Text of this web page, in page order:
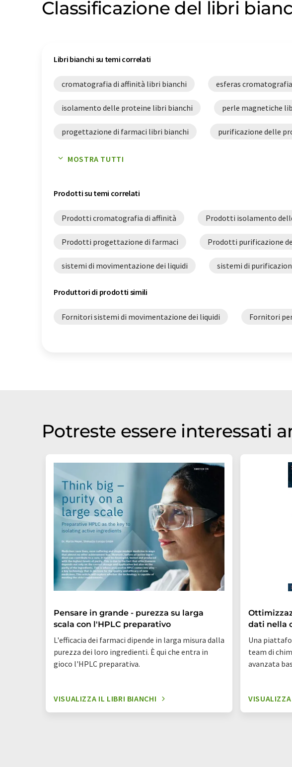
Classificazione del libri
Libri bianchi su temi correlati
cromatografia di affinità libri bianchi esferas
isolamento delle proteine libri bianchi perle magnetiche
progettazione di farmaci libri bianchi purificazione delle
screening ad alto rendimento libri bianchi
MOSTRA TUTTI
Prodotti su temi correlati
Prodotti cromatografia di affinità Prodotti isolamento
Prodotti progettazione di farmaci Prodotti purificazione
sistemi di movimentazione dei liquidi sistemi di
Produttori di prodotti simili
Fornitori sistemi di movimentazione dei liquidi Fornitori
Potreste essere interessati
Pensare in grande - purezza su larga
scala con l'HPLC preparativo
L'efficacia dei farmaci dipende in larga misura dalla
purezza dei loro ingredienti. È qui che entra in
gioco l'HPLC preparativa.
VISUALIZZA IL LIBRI BIANCHI
dati nella
Una
team di
avanzata